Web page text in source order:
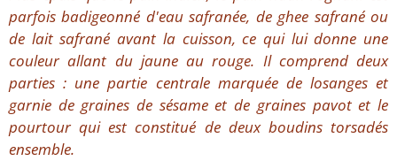
parfois badigeonné d'eau safranée, de ghee safrané ou
de lait safrané avant la cuisson, ce qui lui donne une
couleur allant du jaune au rouge. Il comprend deux
parties : une partie centrale marquée de losanges et
garnie de graines de sésame et de graines pavot et le
pourtour qui est constitué de deux boudins torsadés
ensemble.